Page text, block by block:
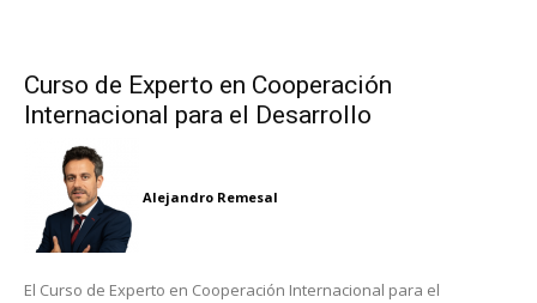
Curso de Experto en Cooperación
Internacional para el Desarrollo
Alejandro Remesal
El Curso de Experto en Cooperación Internacional para el